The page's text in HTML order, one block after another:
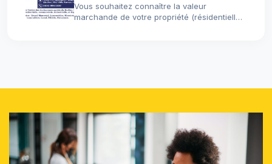
Vous souhaitez connaître la valeur
marchande de votre propriété (résidentielle,